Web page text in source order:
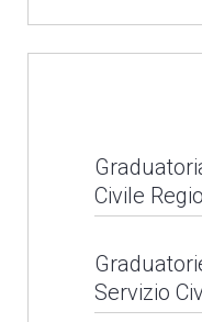
LEGGI NEWS
LEGGI
Civile
Servizio
Servizio